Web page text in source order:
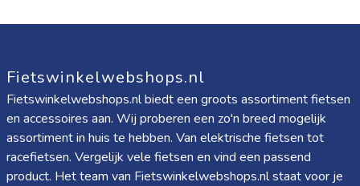
Fietswinkelwebshops.nl
Fietswinkelwebshops.nl biedt een groots assortiment fietsen
en accessoires aan. Wij proberen een zo'n breed mogelijk
assortiment in huis te hebben. Van elektrische fietsen tot
racefietsen. Vergelijk vele fietsen en vind een passend
product. Het team van Fietswinkelwebshops.nl staat voor je